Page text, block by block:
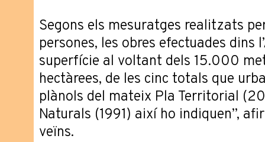
Segons els mesuratges realitzats
persones, les obres efectuades dins
superfície al voltant dels 15.000
hectàrees, de les cinc totals que
plànols del mateix Pla Territorial
Naturals (1991) així ho indiquen”,
veïns.